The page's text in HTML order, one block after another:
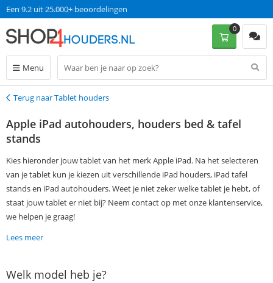
Een 9.2 uit 25.000+ beoordelingen
Menu
0
Terug
Terug naar Tablet houders
Apple iPad autohouders, houders bed & tafel
stands
Kies hieronder jouw tablet van het merk Apple iPad. Na het selecteren
van je tablet kun je kiezen uit verschillende iPad houders, iPad tafel
stands en iPad autohouders. Weet je niet zeker welke tablet je hebt, of
staat jouw tablet er niet bij? Neem contact op met onze klantenservice,
we helpen je graag!
Lees meer
Welk model heb je?